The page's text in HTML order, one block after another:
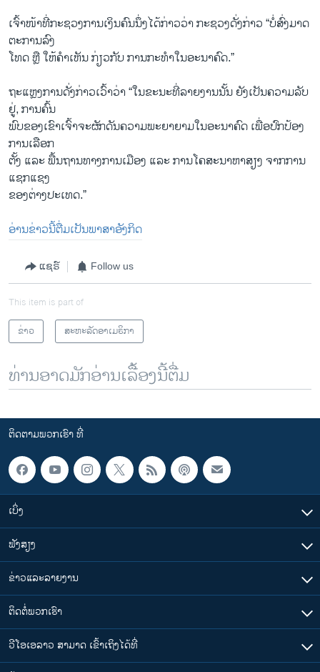
ເຈົ້າ​ໜ້າ​ທີ່​ກະ​ຊວງ​ການ​ເງິນ​ຄົນ​ນຶ່ງ​ໄດ້​ກ່າວ​ວ່າ ກະ​ຊວງ​ດັ່ງ​ກ່າວ “ບໍ່​ສົ່ງມາດ​
ຕະ​ການ​ລົງ​
ໂທດ ຫຼື ໃຫ້ຄຳເຫັນ ກ່ຽວກັບ ການກະທຳໃນອະນາຄົດ.”
ຖະ​ແຫຼງ​ການ​ດັ່ງກ່າວເວົ້າ​ວ່າ “ໃນ​ຂະ​ນະ​ທີ່​ລາຍ​ງານ​ນັ້ນ ຍັງ​ເປັນ​ຄວາມ​ລັບ​
ຢູ່​, ການ​ຄົ້ນ​
ພົບຂອງເຂົາເຈົ້າຈະຜັກດັນຄວາມພະຍາຍາມໃນອະນາຄົດ ເພື່ອປົກປ້ອງ
ການເລືອກ
ຕັ້ງ ແລະ ພື້ນຖານທາງການເມືອງ ແລະ ການໂຄສະນາຫາສຽງ ຈາກການ
ແຊກແຊງ
ຂອງຕ່າງປະເທດ.”
ອ່ານ​ຂ່າວນີ້​ຕື່ມ​ເປັນ​ພາ​ສາ​ອັງ​ກິດ
ແຊຣ໌ Follow us
This item is part of
ຂ່າວ
ສະຫະລັດອາເມຣິກາ
ທ່ານອາດມັກອ່ານເລື້ອງນີ້ຕື່ມ
ຕິດຕາມພວກເຮົາ ທີ່
ເບິ່ງ
ຟັງສຽງ
ຂ່າວແລະລາຍງານ
ຕິດຕໍ່ພວກເຮົາ
ວີໂອເອລາວ ສາມາດ ເຂົ້າເຖິງໄດ້ທີ່